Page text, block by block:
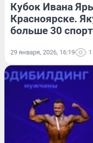
Кубок Ивана
Красноярске.
больше 30
29 января, 2026, 16:19